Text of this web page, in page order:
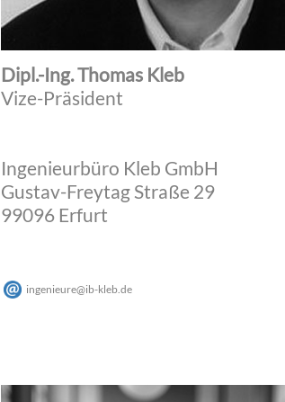
Dipl.-Ing. Thomas Kleb
Vize-Präsident
Ingenieurbüro Kleb GmbH
Gustav-Freytag Straße 29
99096 Erfurt
ingenieure@ib-kleb .de